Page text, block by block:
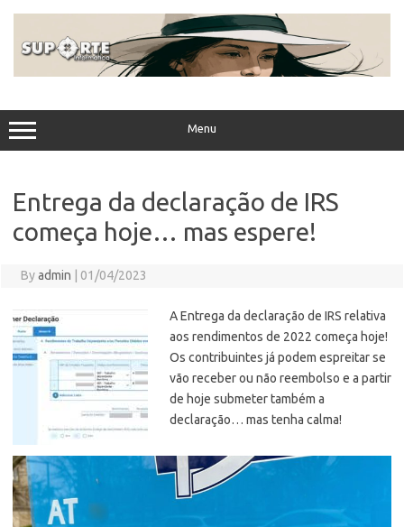
Menu
Entrega da declaração de IRS
começa hoje… mas espere!
Byadmin 01/04/2023
A Entrega da declaração de IRS relativa
aos rendimentos de 2022 começa hoje!
Os contribuintes já podem espreitar se
vão receber ou não reembolso e a partir
de hoje submeter também a
declaração… mas tenha calma!